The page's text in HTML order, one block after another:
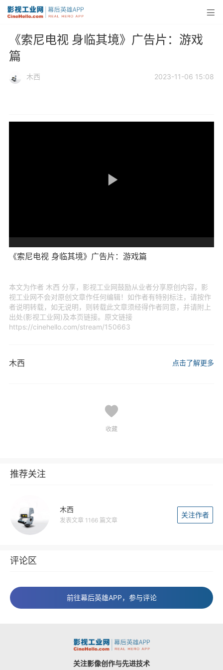
《索尼电视 身临其境》广告片：游戏
篇
木西 2023-11-06 15:08
《索尼电视 身临其境》广告片：游戏篇
本文为作者 木西 分享，影视工业网鼓励从业者分享原创内容，影
视工业网不会对原创文章作任何编辑！如作者有特别标注，请按作
者说明转载，如无说明，则转载此文章须经得作者同意，并请附上
出处(影视工业网)及本页链接。原文链接
https://cinehello.com/stream/150663
木西 点击了解更多
收藏
推荐关注
木西
发表文章 1166 篇文章
关注作者
评论区
前往幕后英雄APP，参与评论
关注影像创作与先进技术